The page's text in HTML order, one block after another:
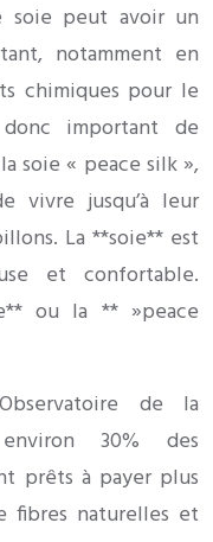
soie peut avoir un
notamment en
chimiques pour le
important de
soie « peace silk »,
vivre jusqu’à leur
La **soie** est
et confortable.
ou la ** »peace
de la
environ 30% des
prêts à payer plus
fibres naturelles et